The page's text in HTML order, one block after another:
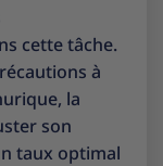
cette tâche.
à
la
son
taux optimal